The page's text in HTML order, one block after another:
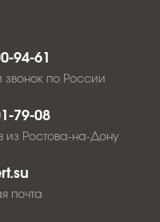
94-61
звонок по России
79-08
из Ростова-на-Дону
почта